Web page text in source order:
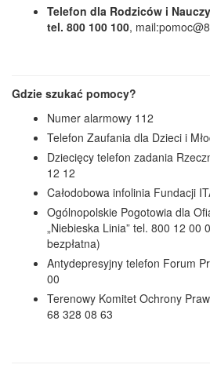
Telefon dla Rodziców i
tel. 800 100 100,
Gdzie szukać pomocy?
Numer alarmowy 112
Telefon Zaufania dla Dzieci i
Dziecięcy telefon zadania
12 12
Całodobowa infolinia Fundacji
Ogólnopolskie Pogotowia dla
„Niebieska Linia” tel. 800 12 00
bezpłatna)
Antydepresyjny telefon Forum
00
Terenowy Komitet Ochrony
68 328 08 63